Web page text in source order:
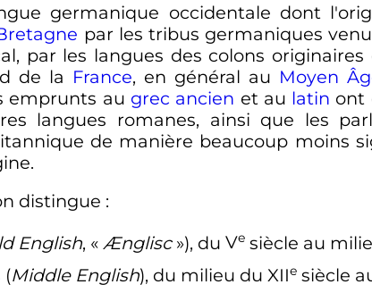
germanique occidentale dont
par les tribus germaniques
par les langues des colons originaires
de la France, en général au Moyen
emprunts au grec ancien et au latin ont
langues romanes, ainsi que les
de manière beaucoup moins
distingue :
English, « Ænglisc »), du Ve siècle au
(Middle English), du milieu du XIIe siècle